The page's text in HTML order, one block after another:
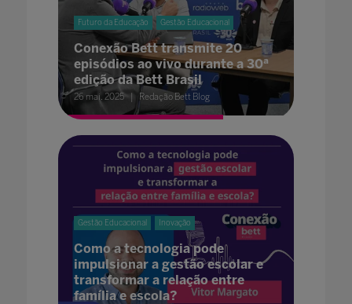
Futuro da Educação Gestão Educacional
Conexão Bett transmite 20
episódios ao vivo durante a 30ª
edição da Bett Brasil
26 mai. 2025 Redação Bett Blog
Gestão Educacional Inovação
Como a tecnologia pode
impulsionar a gestão escolar e
transformar a relação entre
família e escola?